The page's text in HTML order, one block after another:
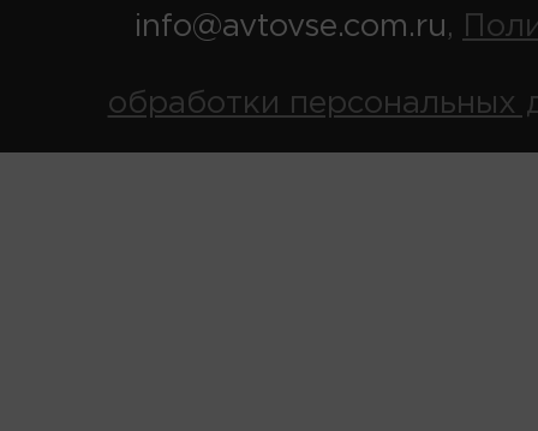
info@avtovse.com.ru,
обработки персональных